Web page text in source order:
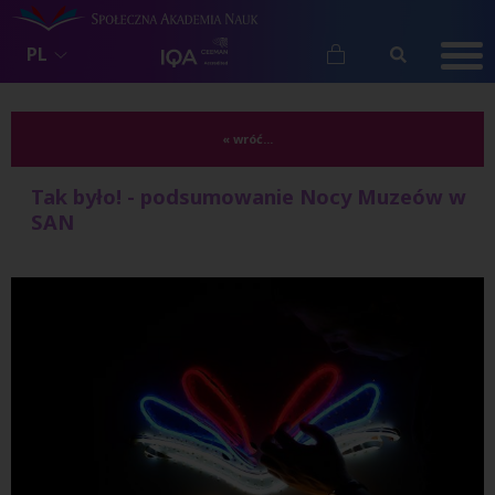
PL
« wróć...
Tak było! - podsumowanie Nocy Muzeów w
SAN